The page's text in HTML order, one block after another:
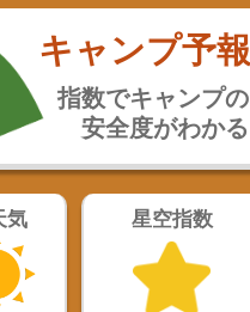
キャンプ予報
指数でキャンプの
安全度がわかる
気 星空指数